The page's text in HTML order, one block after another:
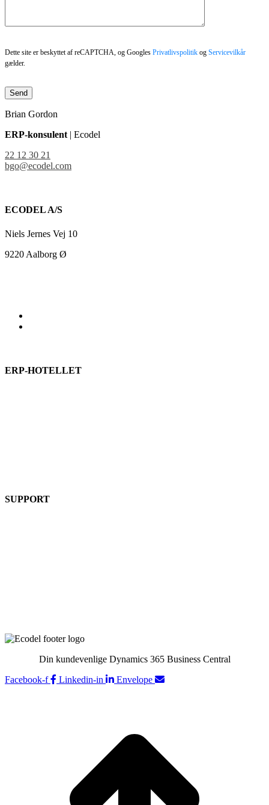
Dette site er beskyttet af reCAPTCHA, og Googles Privatlivspolitik og Servicevilkår
gælder.
Brian Gordon
ERP-konsulent | Ecodel
22 12 30 21
bgo@ecodel.com
ECODEL A/S
Niels Jernes Vej 10
9220 Aalborg Ø
ERP-HOTELLET
SUPPORT
Din kundevenlige Dynamics 365 Business Central
Facebook-f
Linkedin-in Envelope